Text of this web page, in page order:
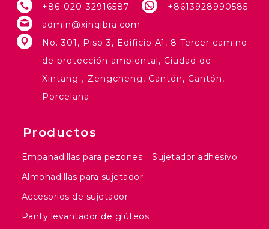
+86-020-32916587
+8613928990585
admin@xinqibra.com
No. 301, Piso 3, Edificio A1, 8 Tercer camino
de protección ambiental, Ciudad de
Xintang，Zengcheng, Cantón, Cantón,
Porcelana
Productos
Empanadillas para pezones
Sujetador adhesivo
Almohadillas para sujetador
Accesorios de sujetador
Panty levantador de glúteos